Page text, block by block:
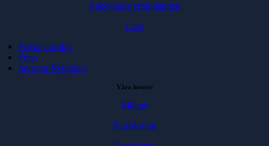
Paketerade erbjudanden
Case
Privacy policy
Press
Investor Relations
Våra kontor
Malmö
Karlskrona